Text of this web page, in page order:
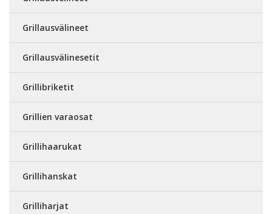
Grillausvälineet
Grillausvälinesetit
Grillibriketit
Grillien varaosat
Grillihaarukat
Grillihanskat
Grilliharjat